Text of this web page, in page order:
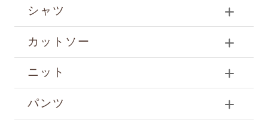
シャツ
カットソー
ニット
パンツ